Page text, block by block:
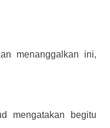
menanggalkan ini,
mengatakan begitu